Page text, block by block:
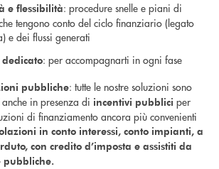
e flessibilità: procedure snelle e piani di
tengono conto del ciclo finanziario (legato
e dei flussi generati
: per accompagnarti in ogni fase
pubbliche: tutte le nostre soluzioni sono
in presenza di incentivi pubblici per
di finanziamento ancora più convenienti
in conto interessi, conto impianti, a
con credito d’imposta e assistiti da